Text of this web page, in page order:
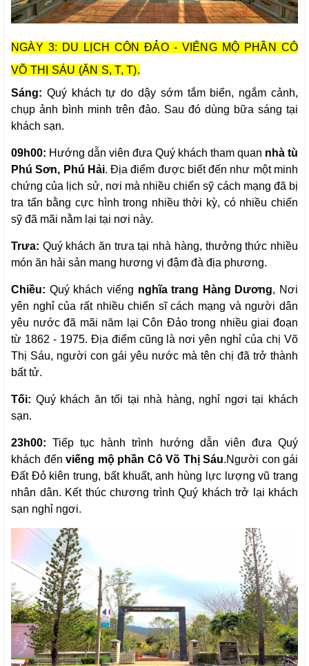
NGÀY 3: DU LỊCH CÔN ĐẢO - VIẾNG MỘ PHẦN CÔ
VÕ THỊ SÁU (ĂN S, T, T).
Sáng: Quý khách tự do dậy sớm tắm biển, ngắm cảnh,
chụp ảnh bình minh trên đảo. Sau đó dùng bữa sáng tại
khách sạn.
09h00: Hướng dẫn viên đưa Quý khách tham quan nhà tù
Phú Sơn, Phú Hải. Địa điểm được biết đến như một minh
chứng của lịch sử, nơi mà nhiều chiến sỹ cách mạng đã bị
tra tấn bằng cực hình trong nhiều thời kỳ, có nhiều chiến
sỹ đã mãi nằm lại tại nơi này.
Trưa: Quý khách ăn trưa tại nhà hàng, thưởng thức nhiều
món ăn hải sản mang hương vị đậm đà địa phương.
Chiều: Quý khách viếng nghĩa trang Hàng Dương, Nơi
yên nghỉ của rất nhiều chiến sĩ cách mạng và người dân
yêu nước đã mãi năm lại Côn Đảo trong nhiều giai đoạn
từ 1862 - 1975. Địa điểm cũng là nơi yên nghỉ của chị Võ
Thị Sáu, người con gái yêu nước mà tên chị đã trở thành
bất tử.
Tối: Quý khách ăn tối tại nhà hàng, nghỉ ngơi tại khách
sạn.
23h00: Tiếp tục hành trình hướng dẫn viên đưa Quý
khách đến viếng mộ phần Cô Võ Thị Sáu.Người con gái
Đất Đỏ kiên trung, bất khuất, anh hùng lực lượng vũ trang
nhân dân. Kết thúc chương trình Quý khách trở lại khách
sạn nghỉ ngơi.